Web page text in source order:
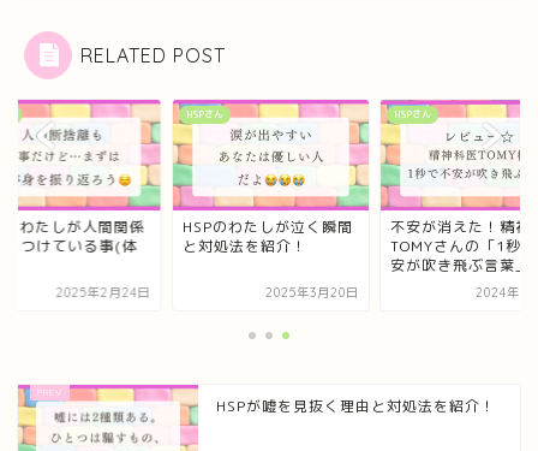
RELATED POST
のわたしが人間関係
をつけている事(体
2025年2月24日
HSPさん
HSPのわたしが泣く瞬間
と対処法を紹介！
2025年3月20日
HSPさん
不安が消えた！精神
TOMYさんの「1秒
安が吹き飛ぶ言葉」
2024年8
HSPが嘘を見抜く理由と対処法を紹介！